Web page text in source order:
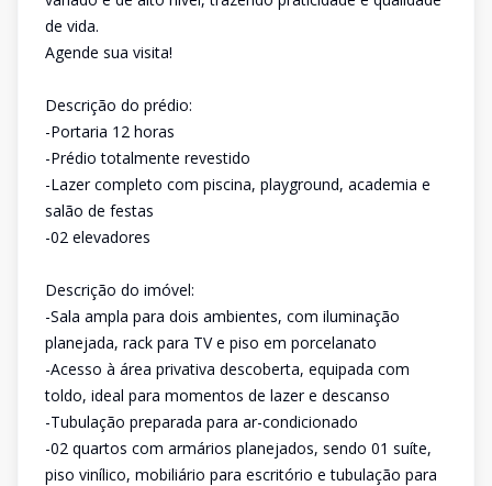
de vida.
Agende sua visita!
Descrição do prédio:
-Portaria 12 horas
-Prédio totalmente revestido
-Lazer completo com piscina, playground, academia e
salão de festas
-02 elevadores
Descrição do imóvel:
-Sala ampla para dois ambientes, com iluminação
planejada, rack para TV e piso em porcelanato
-Acesso à área privativa descoberta, equipada com
toldo, ideal para momentos de lazer e descanso
-Tubulação preparada para ar-condicionado
-02 quartos com armários planejados, sendo 01 suíte,
piso vinílico, mobiliário para escritório e tubulação para